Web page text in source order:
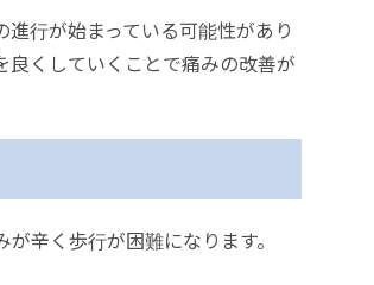
行が始まっている可能性があり
くしていくことで痛みの改善が
辛く歩行が困難になります。